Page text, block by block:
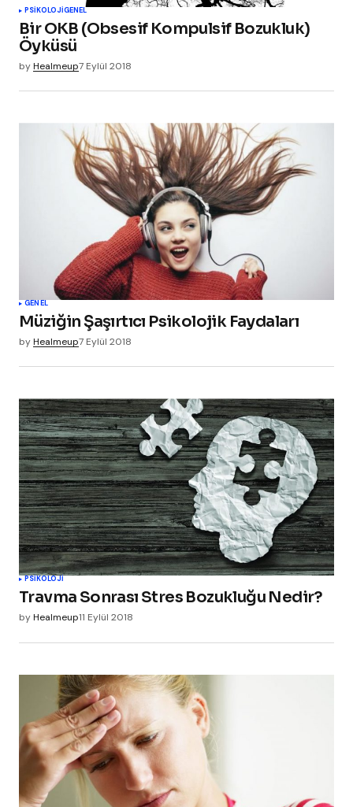
PSIKOLOJIGENEL
Bir OKB (Obsesif Kompulsif Bozukluk)
Öyküsü
byHealmeup7 Eylül 2018
GENEL
Müziğin Şaşırtıcı Psikolojik Faydaları
byHealmeup7 Eylül 2018
PSIKOLOJI
Travma Sonrası Stres Bozukluğu Nedir?
byHealmeup11 Eylül 2018